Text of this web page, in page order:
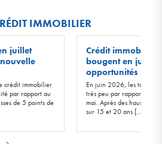
IMMOBILIER
juillet
crédit immobilier
par rapport au
de 5 points de
Crédit immobilier
bougent en juin
opportunités !
En juin 2026, les taux
très peu par rapport à
mai. Après des hausses
sur 15 et 20 ans […]